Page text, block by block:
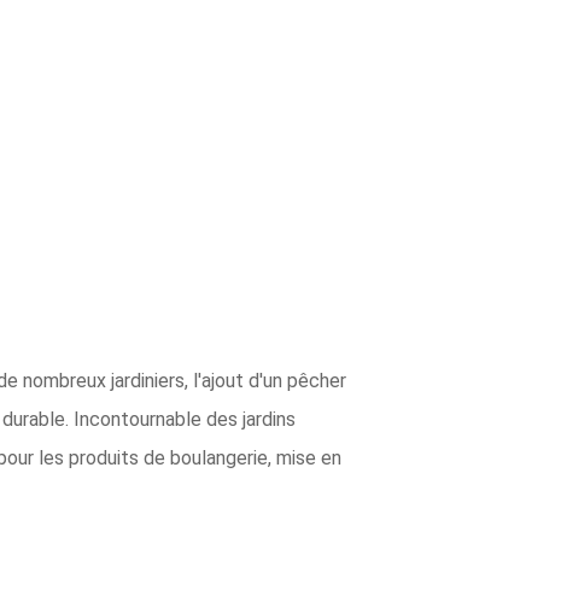
nombreux jardiniers, l'ajout d'un pêcher
Incontournable des jardins
les produits de boulangerie, mise en